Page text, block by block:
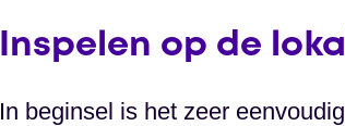
Inspelen op de
In beginsel is het zeer